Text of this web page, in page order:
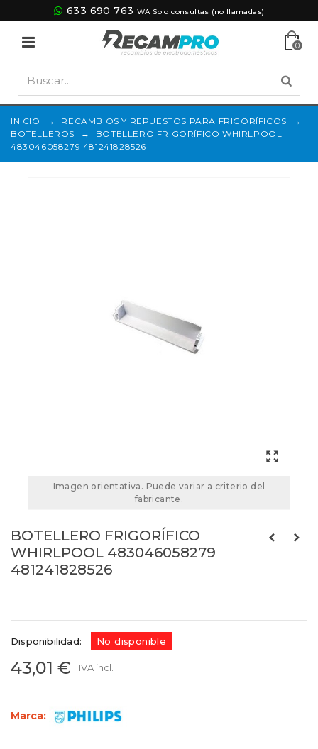
633 690 763 WA Solo consultas (no llamadas)
0
INICIO → RECAMBIOS Y REPUESTOS PARA FRIGORÍFICOS
→
BOTELLEROS
→
BOTELLERO FRIGORÍFICO WHIRLPOOL
483046058279 481241828526
Imagen orientativa. Puede variar a criterio del
fabricante.
BOTELLERO FRIGORÍFICO
WHIRLPOOL 483046058279
481241828526
Disponibilidad: No disponible
43,01 € IVA incl.
Marca: